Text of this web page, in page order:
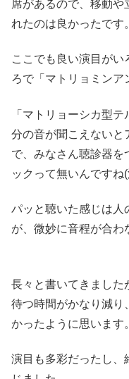
席があるので、移動
れたのは良かったです。
ここでも良い演目がい
ろで「マトリョミンア
「マトリョーシカ型
分の音が聞こえないと
で、みなさん聴診器を
ックって無いんですね(
パッと聴いた感じは人
が、微妙に音程が合わ
長々と書いてきました
待つ時間がかなり減り
かったように思います。
演目も多彩だったし、